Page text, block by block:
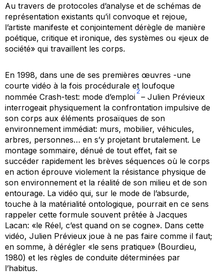
Au travers de protocoles d’analyse et de schémas de
représentation existants qu’il convoque et rejoue,
l’artiste manifeste et conjointement dérègle de manière
poétique, critique et ironique, des systèmes ou «jeux de
société» qui travaillent les corps.
En 1998, dans une de ses premières œuvres -une
courte vidéo à la fois procédurale et loufoque
nommée Crash-test: mode d’emploi
2
– Julien Prévieux
interrogeait physiquement la confrontation impulsive de
son corps aux éléments prosaïques de son
environnement immédiat: murs, mobilier, véhicules,
arbres, personnes… en s’y projetant brutalement. Le
montage sommaire, dénué de tout effet, fait se
succéder rapidement les brèves séquences où le corps
en action éprouve violement la résistance physique de
son environnement et la réalité de son milieu et de son
entourage. La vidéo qui, sur le mode de l’absurde,
touche à la matérialité ontologique, pourrait en ce sens
rappeler cette formule souvent prêtée à Jacques
Lacan: «le Réel, c’est quand on se cogne». Dans cette
vidéo, Julien Prévieux joue à ne pas faire comme il faut;
en somme, à dérégler «le sens pratique» (Bourdieu,
1980) et les règles de conduite déterminées par
l’habitus.